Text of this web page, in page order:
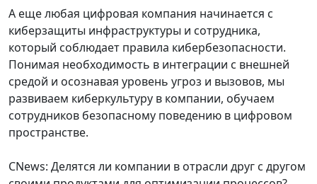
А еще любая цифровая компания начинается с
киберзащиты инфраструктуры и сотрудника,
который соблюдает правила кибербезопасности.
Понимая необходимость в интеграции с внешней
средой и осознавая уровень угроз и вызовов, мы
развиваем киберкультуру в компании, обучаем
сотрудников безопасному поведению в цифровом
пространстве.
CNews: Делятся ли компании в отрасли друг с другом